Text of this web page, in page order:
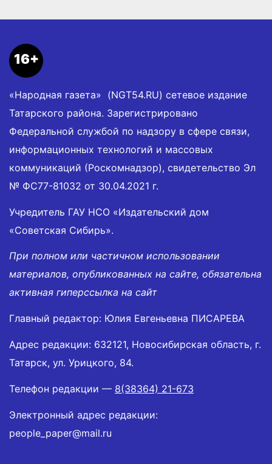
16+
«Народная газета» (NGT54.RU) сетевое издание
Татарского района. Зарегистрировано
Федеральной службой по надзору в сфере связи,
информационных технологий и массовых
коммуникаций (Роскомнадзор), свидетельство Эл
№ ФС77-81032 от 30.04.2021 г.
Учредитель ГАУ НСО «Издательский дом
«Советская Сибирь».
При полном или частичном использовании
материалов, опубликованных на сайте, обязательна
активная гиперссылка на сайт
Главный редактор: Юлия Евгеньевна ПИСАРЕВА
Адрес редакции: 632121, Новосибирская область, г.
Татарск, ул. Урицкого, 84.
Телефон редакции — 8(38364) 21-673
Электронный адрес редакции:
people_paper@mail.ru